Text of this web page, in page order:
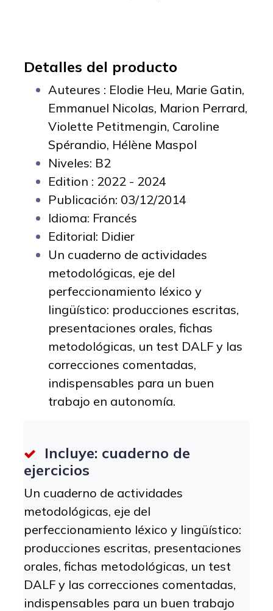
Detalles del producto
Auteures : Elodie Heu, Marie Gatin,
Emmanuel Nicolas, Marion Perrard,
Violette Petitmengin, Caroline
Spérandio, Hélène Maspol
Niveles: B2
Edition : 2022 - 2024
Publicación: 03/12/2014
Idioma: Francés
Editorial: Didier
Un cuaderno de actividades
metodológicas, eje del
perfeccionamiento léxico y
lingüístico: producciones escritas,
presentaciones orales, fichas
metodológicas, un test DALF y las
correcciones comentadas,
indispensables para un buen
trabajo en autonomía.
Incluye: cuaderno de
ejercicios
Un cuaderno de actividades
metodológicas, eje del
perfeccionamiento léxico y lingüístico:
producciones escritas, presentaciones
orales, fichas metodológicas, un test
DALF y las correcciones comentadas,
indispensables para un buen trabajo